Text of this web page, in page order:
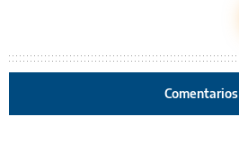
Comentarios